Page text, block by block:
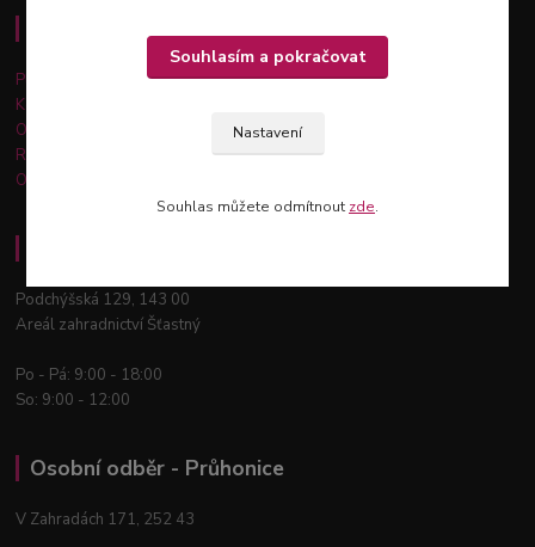
Důležité informace
Platba a doprava
Kontakty
Obchodní podmínky
Reklamace a vrácení zboží
Ochrana osobních údajů
Podchýšská 129, 143 00
Areál zahradnictví Šťastný
Po - Pá: 9:00 - 18:00
So: 9:00 - 12:00
Osobní odběr - Průhonice
V Zahradách 171, 252 43
Nastavení
Souhlasím a pokračovat
Souhlas můžete odmítnout zde.